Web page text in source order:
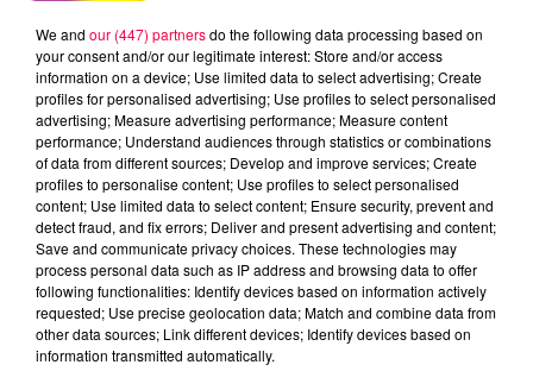
Flash infos
Crédit :Flash infos
We and our (447) partnersdo the following data processing based on
your consent and/or our legitimate interest: Store and/or access
information on a device; Use limited data to select advertising; Create
profiles for personalised advertising; Use profiles to select personalised
advertising; Measure advertising performance; Measure content
performance; Understand audiences through statistics or combinations
of data from different sources; Develop and improve services; Create
profiles to personalise content; Use profiles to select personalised
content; Use limited data to select content; Ensure security, prevent and
detect fraud, and fix errors; Deliver and present advertising and content;
Save and communicate privacy choices. These technologies may
process personal data such as IP address and browsing data to offer
following functionalities: Identify devices based on information actively
requested; Use precise geolocation data; Match and combine data from
other data sources; Link different devices; Identify devices based on
information transmitted automatically.